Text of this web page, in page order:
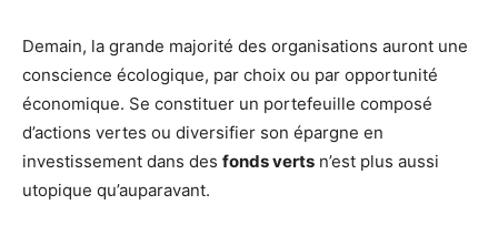
Demain, la grande majorité des organisations auront une
conscience écologique, par choix ou par opportunité
économique. Se constituer un portefeuille composé
d’actions vertes ou diversifier son épargne en
investissement dans des fonds verts n’est plus aussi
utopique qu’auparavant.